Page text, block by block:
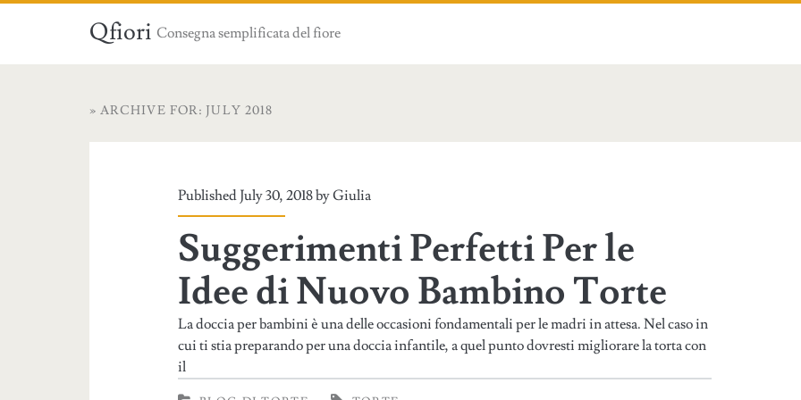
Qfiori Consegna semplificata del fiore
» ARCHIVE FOR: JULY 2018
Published July 30, 2018 byGiulia
Suggerimenti Perfetti Per le
Idee di Nuovo Bambino Torte
La doccia per bambini è una delle occasioni fondamentali per le madri in attesa. Nel caso in
cui ti stia preparando per una doccia infantile, a quel punto dovresti migliorare la torta con
il